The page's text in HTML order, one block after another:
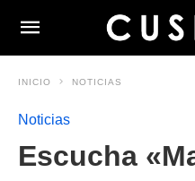
INICIO NOTICIAS
Noticias
Escucha